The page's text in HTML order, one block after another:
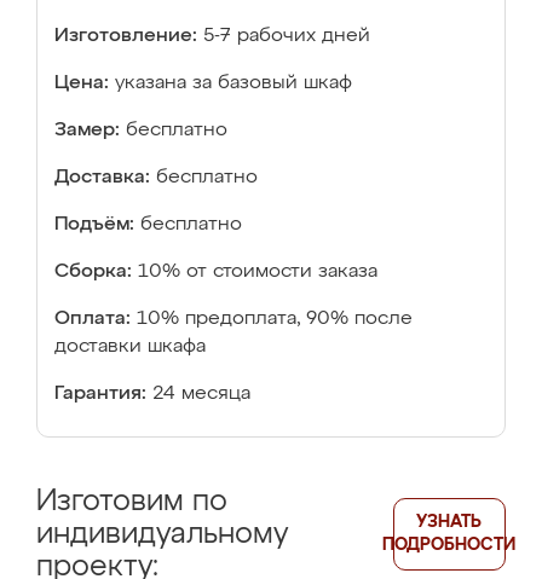
Изготовление: 5-7 рабочих дней
Цена: указана за базовый шкаф
Замер: бесплатно
Доставка: бесплатно
Подъём: бесплатно
Сборка: 10% от стоимости заказа
Оплата: 10% предоплата, 90% после
доставки шкафа
Гарантия: 24 месяца
Изготовим по
индивидуальному
проекту:
УЗНАТЬ
ПОДРОБНОСТИ